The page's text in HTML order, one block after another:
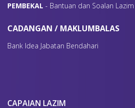
PEMBEKAL - Bantuan dan Soalan Lazim
CADANGAN / MAKLUMBALAS
Bank Idea Jabatan Bendahari
CAPAIAN LAZIM